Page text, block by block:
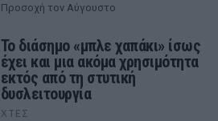
Προσοχή τον Αύγουστο
Το διάσημο «μπλε χαπάκι» ίσως
έχει και μια ακόμα χρησιμότητα
εκτός από τη στυτική
δυσλειτουργία
ΧΤΕΣ